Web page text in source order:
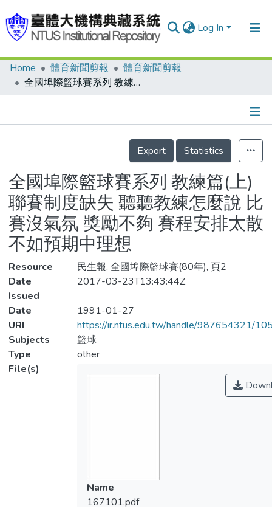
Log In
Communities & Collections
Statistics
Home 體育新聞剪報
體育新聞剪報
全國埠際籃球賽系列 教練篇(上) 聯賽制度缺失 聽聽教練怎麼說 比賽沒氣氛 獎勵不夠 賽程安排太散 不如預期中理想
Details
Export
Statistics
全國埠際籃球賽系列 教練篇(上)
聯賽制度缺失 聽聽教練怎麼說 比
賽沒氣氛 獎勵不夠 賽程安排太散
不如預期中理想
Resource
民生報, 全國埠際籃球賽(80年), 頁2
Date
Issued
2017-03-23T13:43:44Z
Date
1991-01-27
URI
https://ir.ntus.edu.tw/handle/987654321/
Subjects
籃球
Type
other
File(s)
Name
167101.pdf